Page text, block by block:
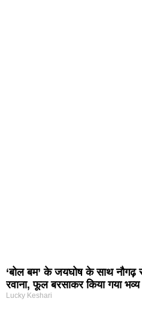
‘बोल बम’ के जयघोष के साथ नौगढ़
रवाना, फूल बरसाकर किया गया भव्य
Lucky Keshari